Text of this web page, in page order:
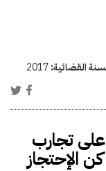
القضائية:2017
تجارب
الإحتجاز